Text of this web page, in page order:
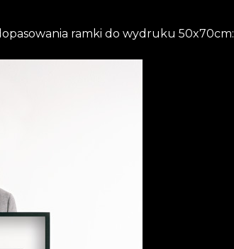
ramki do wydruku 50x70cm: